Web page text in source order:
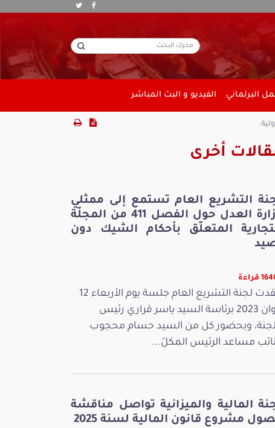
البرلماني الفيديو و البث المباشر
أخرى
التشريع العام تستمع إلى ممثلي
وزارة العدل حول الفصل 411 من المجلّة
المتعلّق بأحكام الشيك دون
قراءة
عقدت لجنة التشريع العام جلسة يوم الأربعاء 12
جوان 2023 برئاسة السيد ياسر قراري رئيس
وبحضور كل من السيد حسام محجوب
مساعد الرئيس المكلّ...
المالية والميزانية تواصل مناقشة
مشروع قانون المالية لسنة 2025